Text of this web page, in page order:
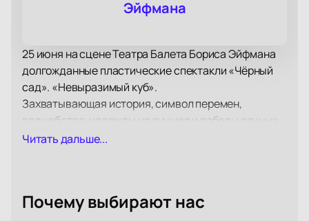
Эйфмана
25 июня на сцене Театра Балета Бориса Эйфмана
долгожданные пластические спектакли «Чёрный
сад». «Невыразимый куб».
Захватывающая история, символ перемен,
волшебства, надежды на лучшее и победы вечных
ценностей - пластические спектакли «Чёрный
происходящие на сцене, подарят вам подлинное
Читать дальше...
Почему выбирают нас